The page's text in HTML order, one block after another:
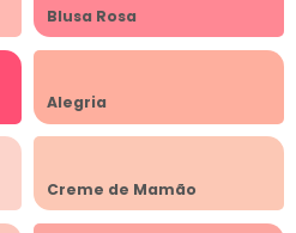
Blusa Rosa
Alegria
Creme de Mamão